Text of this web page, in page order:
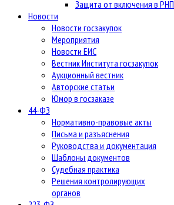
Защита от включения в РНП
Новости
Новости госзакупок
Мероприятия
Новости ЕИС
Вестник Института госзакупок
Аукционный вестник
Авторские статьи
Юмор в госзаказе
44-ФЗ
Нормативно-правовые акты
Письма и разъяснения
Руководства и документация
Шаблоны документов
Судебная практика
Решения контролирующих
органов